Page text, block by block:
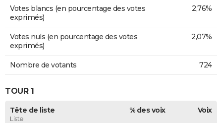
Votes blancs (en pourcentage des votes
exprimés)
2,76%
Votes nuls (en pourcentage des votes
exprimés)
2,07%
Nombre de votants 724
TOUR 1
Tête de liste
Liste
% des voix Voix